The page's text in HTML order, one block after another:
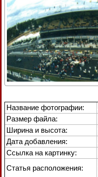
Название фотографии:
Размер файла:
Ширина и высота:
Дата добавления:
Ссылка на картинку:
Статья расположения: